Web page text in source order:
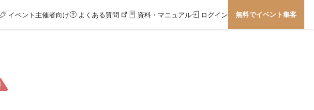
イベント主催者向け よくある質問 資料・マニュアル ログイン 無料でイベント集客